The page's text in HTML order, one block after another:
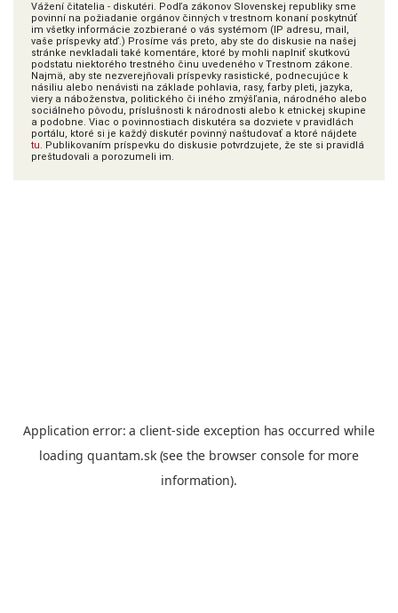
Vážení čitatelia - diskutéri. Podľa zákonov Slovenskej republiky sme
povinní na požiadanie orgánov činných v trestnom konaní poskytnúť
im všetky informácie zozbierané o vás systémom (IP adresu, mail,
vaše príspevky atď.) Prosíme vás preto, aby ste do diskusie na našej
stránke nevkladali také komentáre, ktoré by mohli naplniť skutkovú
podstatu niektorého trestného činu uvedeného v Trestnom zákone.
Najmä, aby ste nezverejňovali príspevky rasistické, podnecujúce k
násiliu alebo nenávisti na základe pohlavia, rasy, farby pleti, jazyka,
viery a náboženstva, politického či iného zmýšľania, národného alebo
sociálneho pôvodu, príslušnosti k národnosti alebo k etnickej skupine
a podobne. Viac o povinnostiach diskutéra sa dozviete v pravidlách
portálu, ktoré si je každý diskutér povinný naštudovať a ktoré nájdete
tu. Publikovaním príspevku do diskusie potvrdzujete, že ste si pravidlá
preštudovali a porozumeli im.